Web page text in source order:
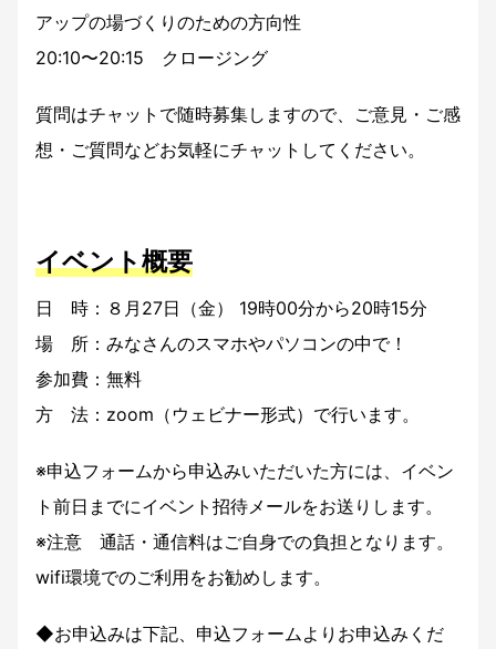
アップの場づくりのための方向性
20:10〜20:15 クロージング
質問はチャットで随時募集しますので、ご意見・ご感
想・ご質問などお気軽にチャットしてください。
イベント概要
日 時：８月27日（金） 19時00分から20時15分
場 所：みなさんのスマホやパソコンの中で！
参加費：無料
方 法：zoom（ウェビナー形式）で行います。
※申込フォームから申込みいただいた方には、イベン
ト前日までにイベント招待メールをお送りします。
※注意 通話・通信料はご自身での負担となります。
wifi環境でのご利用をお勧めします。
◆お申込みは下記、申込フォームよりお申込みくだ